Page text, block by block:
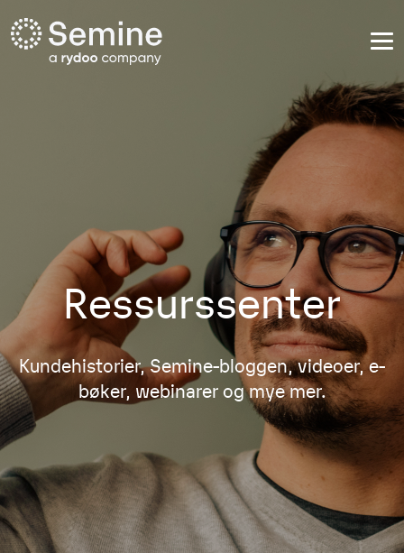
Ressurssenter
Kundehistorier, Semine-bloggen, videoer, e-
bøker, webinarer og mye mer.